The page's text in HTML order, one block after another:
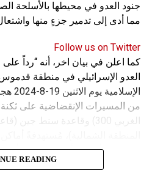
جنود العدو في محيطها بالأسلحة
مما أدى إلى تدمير جزءٍ منها
Follow us on Twitter
كما اعلن في بيان اخر، أنه “رداً على
العدو الإسرائيلي في منطقة
من المسيرات الإنقضاضية على ثكنة
الغربي 300) وقاعدة سنط جين
وجنودها وأصابت أهدافها بدقة
READING